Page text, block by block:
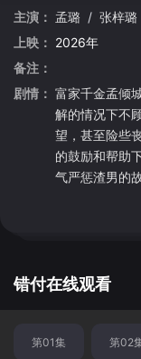
主演： 孟璐 / 张梓璐
上映： 2026年
备注：
剧情： 富家千金孟倾
解的情况下不
望，甚至险些
的鼓励和帮助
气严惩渣男的故
错付在线观看
第01集 第02